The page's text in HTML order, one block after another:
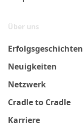
Über uns
Erfolgsgeschichten
Neuigkeiten
Netzwerk
Cradle to Cradle
Karriere